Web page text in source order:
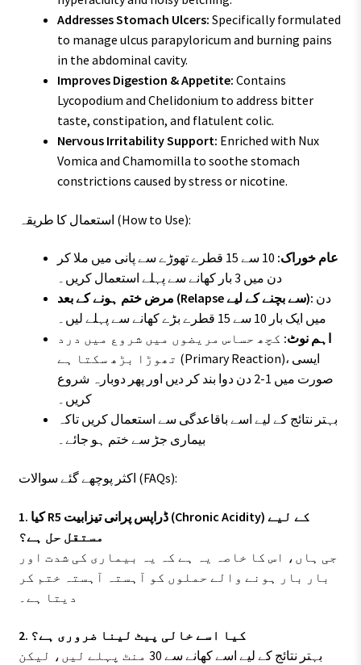
Addresses Stomach Ulcers: Specifically formulated
to manage ulcus parapyloricum and burning pains
in the abdominal cavity.
Improves Digestion & Appetite: Contains
Lycopodium and Chelidonium to address bitter
taste, constipation, and flatulent colic.
Nervous Irritability Support: Enriched with Nux
Vomica and Chamomilla to soothe stomach
constrictions caused by stress or nicotine.
استعمال کا طریقہ (How to Use):
عام خوراک:
10 سے 15 قطرے تھوڑے سے پانی میں ملا کر
دن میں 3 بار کھانے سے پہلے استعمال کریں۔
مرض ختم ہونے کے بعد (Relapse سے بچنے کے لیے):
میں ایک بار 10 سے 15 قطرے بڑے کھانے سے پہلے لیں۔
اہم نوٹ: کچھ حساس مریضوں میں شروع میں درد
تھوڑا بڑھ سکتا ہے (Primary Reaction)، ایسی
صورت میں 1-2 دن دوا بند کر دیں اور پھر دوبارہ شروع
کریں۔
بہتر نتائج کے لیے اسے باقاعدگی سے استعمال کریں تاکہ
بیماری جڑ سے ختم ہو جائے۔
اکثر پوچھے گئے سوالات (FAQs):
1. کیا R5 ڈراپس پرانی تیزابیت (Chronic Acidity) کے لیے
مستقل حل ہے؟
جی ہاں، اس کا خاصہ یہ ہے کہ یہ بیماری کی شدت اور
بار بار ہونے والے حملوں کو آہستہ آہستہ ختم کر
دیتا ہے۔
2. کیا اسے خالی پیٹ لینا ضروری ہے؟
بہتر نتائج کے لیے اسے کھانے سے 30 منٹ پہلے لیں، لیکن